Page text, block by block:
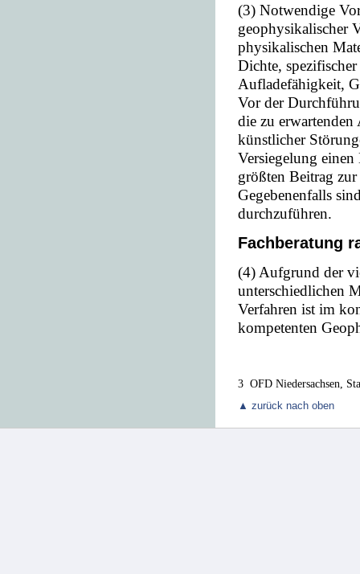
(3) Notwendige
geophysikalischer
physikalischen
Dichte,
Aufladefähigkeit,
Vor der
die zu
künstlicher
Versiegelung
größten Beitrag
Gegebenenfalls
durchzuführen.
Fachberatung
(4) Aufgrund der
unterschiedlichen
Verfahren ist im
kompetenten
3 OFD Niedersachsen,
▲ zurück nach oben